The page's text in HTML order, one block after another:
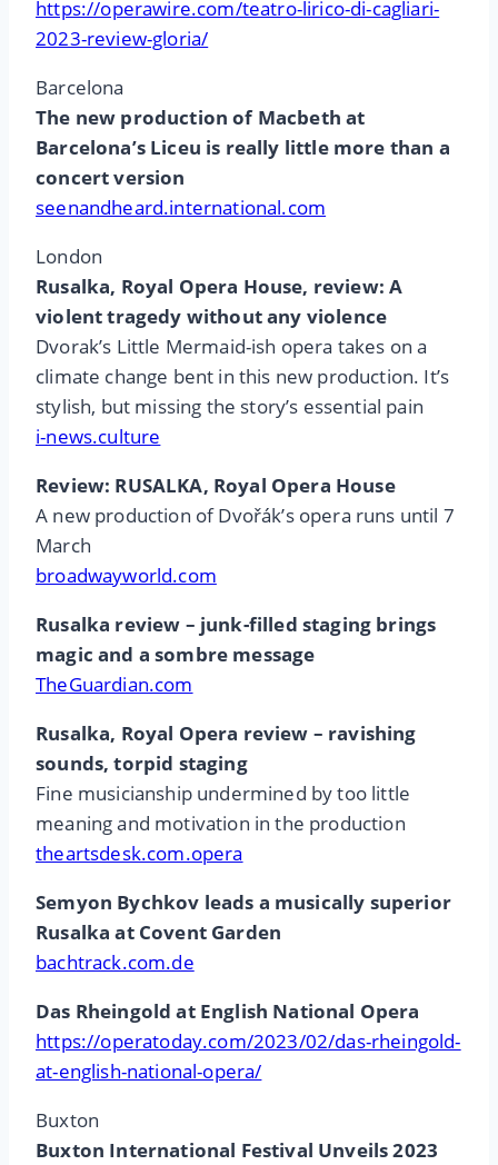
https://operawire.com/teatro-lirico-di-cagliari-
2023-review-gloria/
Barcelona
The new production of Macbeth at
Barcelona’s Liceu is really little more than a
concert version
seenandheard.international.com
London
Rusalka, Royal Opera House, review: A
violent tragedy without any violence
Dvorak’s Little Mermaid-ish opera takes on a
climate change bent in this new production. It’s
stylish, but missing the story’s essential pain
i-news.culture
Review: RUSALKA, Royal Opera House
A new production of Dvořák’s opera runs until 7
March
broadwayworld.com
Rusalka review – junk-filled staging brings
magic and a sombre message
TheGuardian.com
Rusalka, Royal Opera review – ravishing
sounds, torpid staging
Fine musicianship undermined by too little
meaning and motivation in the production
theartsdesk.com.opera
Semyon Bychkov leads a musically superior
Rusalka at Covent Garden
bachtrack.com.de
Das Rheingold at English National Opera
https://operatoday.com/2023/02/das-rheingold-
at-english-national-opera/
Buxton
Buxton International Festival Unveils 2023